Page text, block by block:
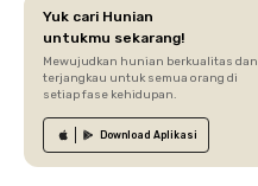
Yuk cari Hunian
untukmu sekarang!
Mewujudkan hunian berkualitas dan
terjangkau untuk semua orang di
setiap fase kehidupan.
Download Aplikasi